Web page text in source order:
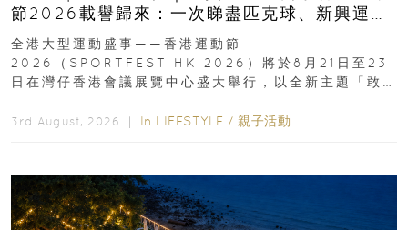
節2026載譽歸來：一次睇盡匹克球、新興運
動、街舞比賽＋逾百運動品牌展覽
全港大型運動盛事——香港運動節
2026（SPORTFEST HK 2026）將於8月21日至23
日在灣仔香港會議展覽中心盛大舉行，以全新主題「敢
3rd August, 2026 ｜ In LIFESTYLE / 親子活動